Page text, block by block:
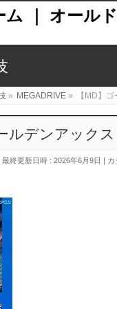
ム ｜ オール
» MEGADRIVE » 【MD】
ルデンアック
最終更新日時 : 2026年6月9日